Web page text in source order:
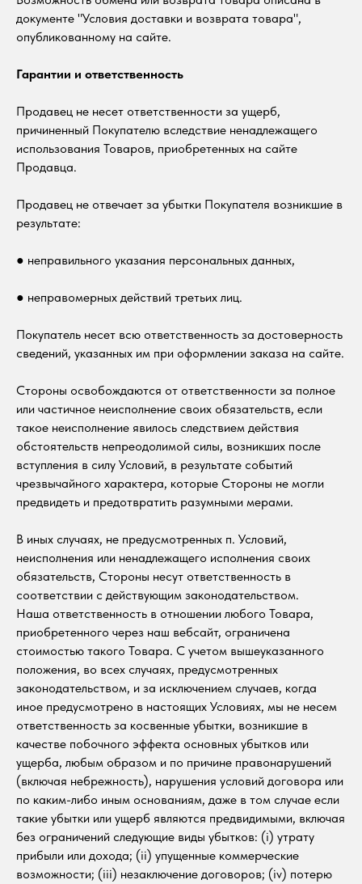
документе "Условия доставки и возврата товара",
опубликованному на сайте.
Гарантии и ответственность
Продавец не несет ответственности за ущерб,
причиненный Покупателю вследствие ненадлежащего
использования Товаров, приобретенных на сайте
Продавца.
Продавец не отвечает за убытки Покупателя возникшие в
результате:
● неправильного указания персональных данных,
● неправомерных действий третьих лиц.
Покупатель несет всю ответственность за достоверность
сведений, указанных им при оформлении заказа на сайте.
Стороны освобождаются от ответственности за полное
или частичное неисполнение своих обязательств, если
такое неисполнение явилось следствием действия
обстоятельств непреодолимой силы, возникших после
вступления в силу Условий, в результате событий
чрезвычайного характера, которые Стороны не могли
предвидеть и предотвратить разумными мерами.
В иных случаях, не предусмотренных п. Условий,
неисполнения или ненадлежащего исполнения своих
обязательств, Стороны несут ответственность в
соответствии с действующим законодательством.
Наша ответственность в отношении любого Товара,
приобретенного через наш вебсайт, ограничена
стоимостью такого Товара. С учетом вышеуказанного
положения, во всех случаях, предусмотренных
законодательством, и за исключением случаев, когда
иное предусмотрено в настоящих Условиях, мы не несем
ответственность за косвенные убытки, возникшие в
качестве побочного эффекта основных убытков или
ущерба, любым образом и по причине правонарушений
(включая небрежность), нарушения условий договора или
по каким-либо иным основаниям, даже в том случае если
такие убытки или ущерб являются предвидимыми, включая
без ограничений следующие виды убытков: (i) утрату
прибыли или дохода; (ii) упущенные коммерческие
возможности; (iii) незаключение договоров; (iv) потерю